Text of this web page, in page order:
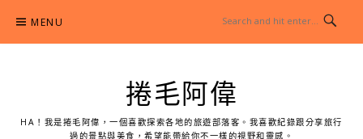
content
MENU
捲毛阿偉
HA！我是捲毛阿偉，一個喜歡探索各地的旅遊部落客。我喜歡紀錄跟分享旅行
過的景點與美食，希望能帶給你不一樣的視野和靈感。